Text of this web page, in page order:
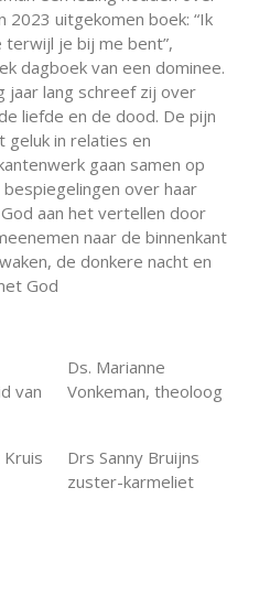
2023 uitgekomen boek: “Ik
terwijl je bij me bent”,
dagboek van een dominee.
jaar lang schreef zij over
liefde en de dood. De pijn
geluk in relaties en
gaan samen op
over haar
aan het vertellen door
naar de binnenkant
de donkere nacht en
God
van
Ds. Marianne
Vonkeman, theoloog
Kruis
Drs Sanny Bruijns
zuster-karmeliet